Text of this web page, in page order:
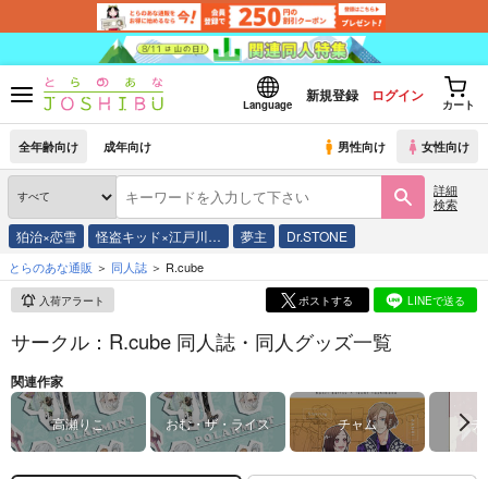
Language
新規登録 ログイン
カート
全年齢向け 成年向け 男性向け 女性向け
詳細
検索
狛治×恋雪 怪盗キッド×江戸川… 夢主 Dr.STONE
とらのあな通販 同人誌 R.cube
入荷アラート ポストする LINEで送る
サークル：R.cube 同人誌・同人グッズ一覧
関連作家
高瀬りこ おむ・ザ・ライス チャム チ